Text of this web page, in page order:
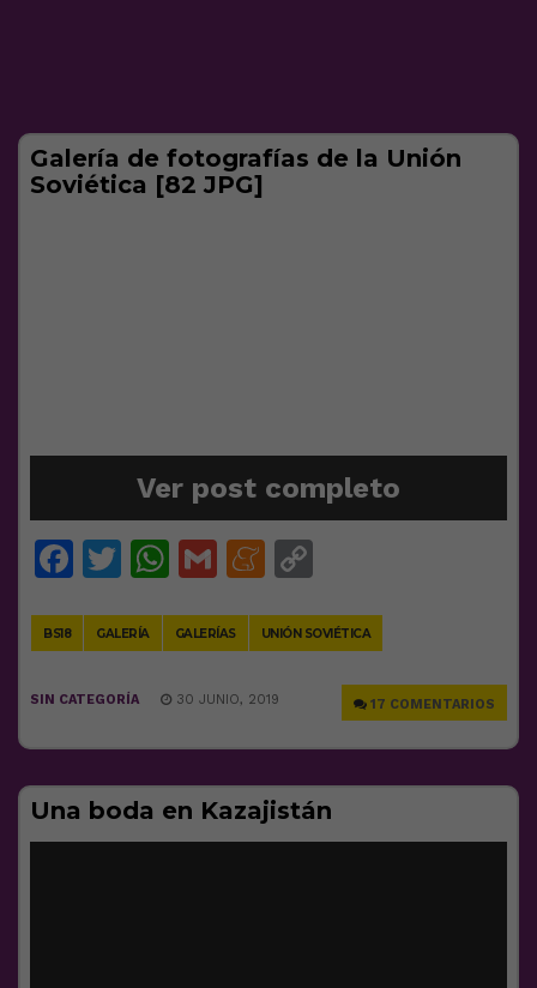
Galería de fotografías de la Unión
Soviética [82 JPG]
Ver post completo
Facebook
Twitter
WhatsApp
GmailMeneame
BS18 GALERÍA GALERÍAS UNIÓN SOVIÉTICA
17 COMENTARIOS
SIN CATEGORÍA 30 JUNIO, 2019
Una boda en Kazajistán